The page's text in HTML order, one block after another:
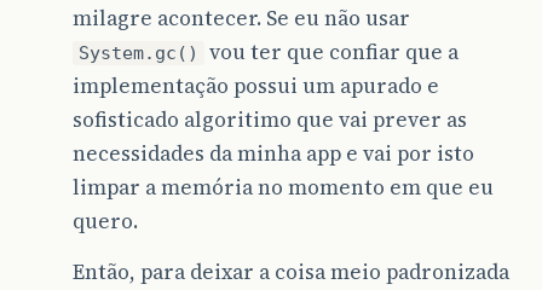
milagre acontecer. Se eu não usar
System.gc()
vou ter que confiar que a
implementação possui um apurado e
sofisticado algoritimo que vai prever as
necessidades da minha app e vai por isto
limpar a memória no momento em que eu
quero.
Então, para deixar a coisa meio padronizada